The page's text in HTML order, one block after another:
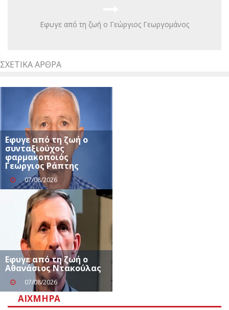
Εφυγε από τη ζωή ο Γεώργιος Γεωργομάνος
ΣΧΕΤΙΚΆ ΆΡΘΡΑ
Εφυγε από τη ζωή ο
συνταξιούχος
φαρμακοποιός
Γεώργιος Ράπτης
07/08/2026
Eφυγε από τη ζωή ο
Αθανάσιος Ντακούλας
07/08/2026
ΑΙΧΜΗΡΆ